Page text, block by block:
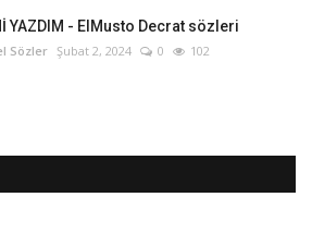
YAZDIM - ElMusto Decrat sözleri
Sözler Şubat 2, 2024 0 102